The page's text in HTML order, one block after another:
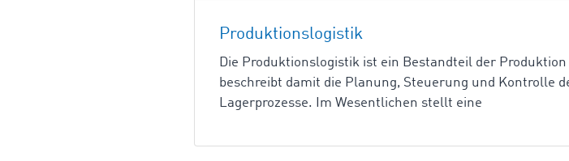
Produktionslogistik
Die Produktionslogistik ist ein Bestandteil der
beschreibt damit die Planung, Steuerung und Kontrolle
Lagerprozesse. Im Wesentlichen stellt eine